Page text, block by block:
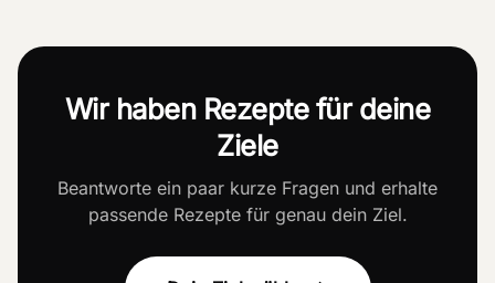
Wir haben Rezepte für deine
Ziele
Beantworte ein paar kurze Fragen und erhalte
passende Rezepte für genau dein Ziel.